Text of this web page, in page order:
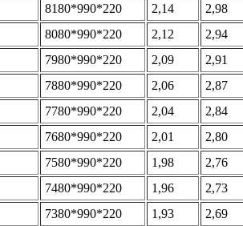
8180*990*220 2,14
2,98
8080*990*220 2,12
2,94
7980*990*220 2,09
2,91
7880*990*220 2,06
2,87
7780*990*220 2,04
2,84
7680*990*220 2,01
2,80
7580*990*220 1,98
2,76
7480*990*220 1,96
2,73
7380*990*220 1,93
2,69